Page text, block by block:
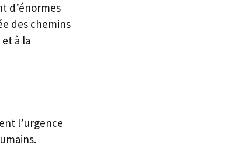
d’énormes
des chemins
à la
l’urgence